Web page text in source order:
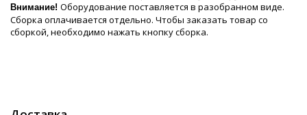
Внимание! Оборудование поставляется в разобранном виде.
Сборка оплачивается отдельно. Чтобы заказать товар со
сборкой, необходимо нажать кнопку сборка.